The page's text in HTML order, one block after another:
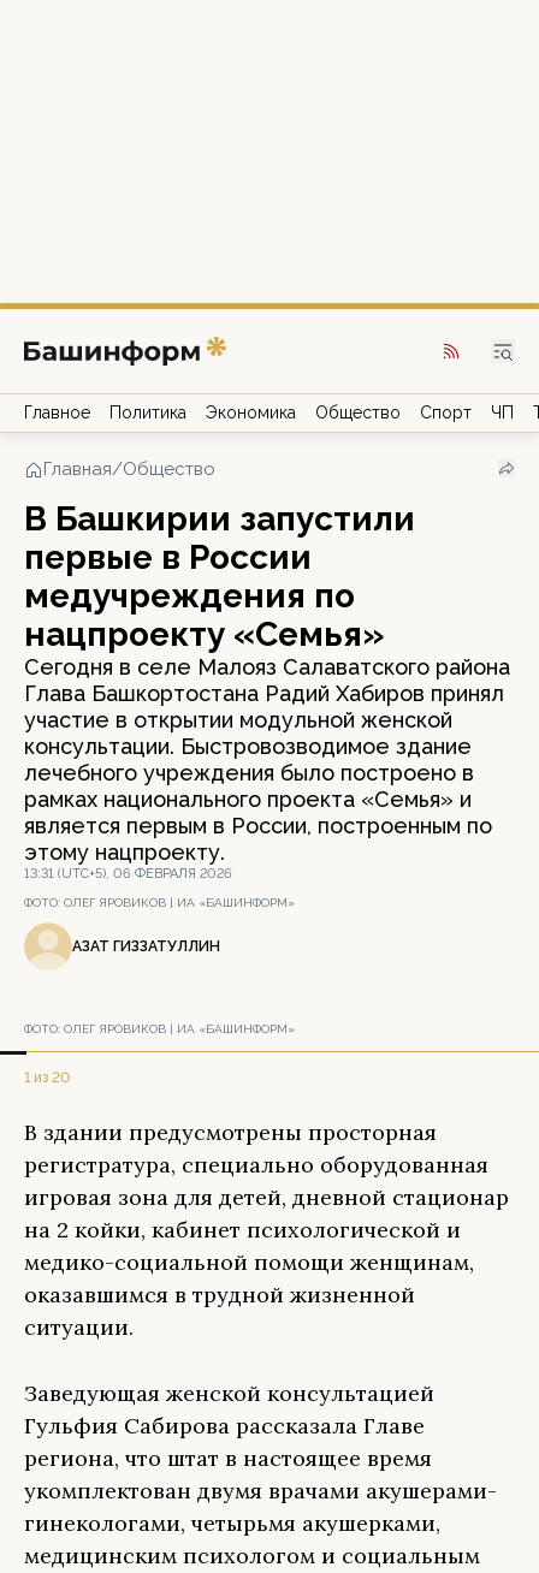
Главное Политика Экономика Общество Спорт ЧП
Главная/Общество
В Башкирии запустили
первые в России
медучреждения по
нацпроекту «Семья»
Сегодня в селе Малояз Салаватского района
Глава Башкортостана Радий Хабиров принял
участие в открытии модульной женской
консультации. Быстровозводимое здание
лечебного учреждения было построено в
рамках национального проекта «Семья» и
является первым в России, построенным по
этому нацпроекту.
13:31 (UTC+5), 06 ФЕВРАЛЯ 2026
ФОТО: ОЛЕГ ЯРОВИКОВ | ИА «БАШИНФОРМ»
АЗАТ ГИЗЗАТУЛЛИН
ФОТО: ОЛЕГ ЯРОВИКОВ | ИА «БАШИНФОРМ»
1 из 20
В здании предусмотрены просторная
регистратура, специально оборудованная
игровая зона для детей, дневной стационар
на 2 койки, кабинет психологической и
медико-социальной помощи женщинам,
оказавшимся в трудной жизненной
ситуации.
Заведующая женской консультацией
Гульфия Сабирова рассказала Главе
региона, что штат в настоящее время
укомплектован двумя врачами акушерами-
гинекологами, четырьмя акушерками,
медицинским психологом и социальным